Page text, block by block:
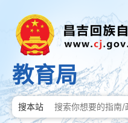
教育局
搜本站